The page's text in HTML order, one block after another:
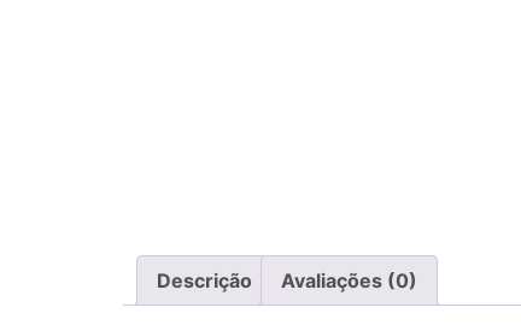
Descrição Avaliações (0)